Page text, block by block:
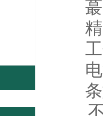
蕞
精
工
电
条
不